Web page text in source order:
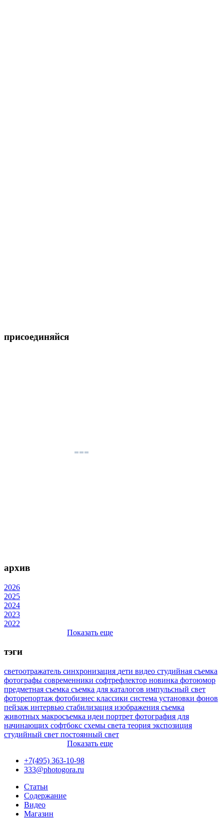
присоединяйся
архив
2026
2025
2024
2023
2022
Показать еще
тэги
светоотражатель синхронизация дети видео студийная съемка
фотографы современники софтрефлектор новинка фотоюмор
предметная съемка съемка для каталогов импульсный свет
фоторепортаж фотобизнес классики система установки фонов
пейзаж интервью стабилизация изображения съемка
животных макросъемка идеи портрет фотография для
начинающих софтбокс схемы света теория экспозиция
студийный свет постоянный свет
Показать еще
+7(495) 363-10-98
333@photogora.ru
Статьи
Содержание
Видео
Магазин